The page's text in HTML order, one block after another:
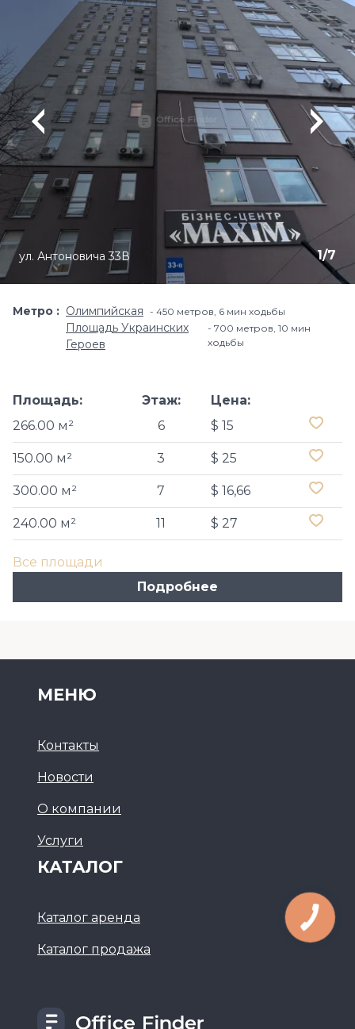
1/7
ул. Антоновича 33В
Метро Олимпийская 450 метров, 6 мин ходьбы
Площадь Украинских
Героев
700 метров, 10 мин
ходьбы
Площадь:
266.00 м²
Этаж:
6
Цена:
$ 15
150.00 м² 3 $ 25
300.00 м² 7 $ 16,66
240.00 м² 11 $ 27
Все площади
Подробнее
МЕНЮ
Контакты
Новости
О компании
Услуги
КАТАЛОГ
Каталог аренда
Каталог продажа